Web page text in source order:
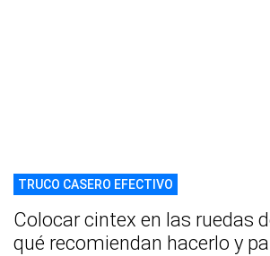
TRUCO CASERO EFECTIVO
Colocar cintex en las ruedas
qué recomiendan hacerlo y